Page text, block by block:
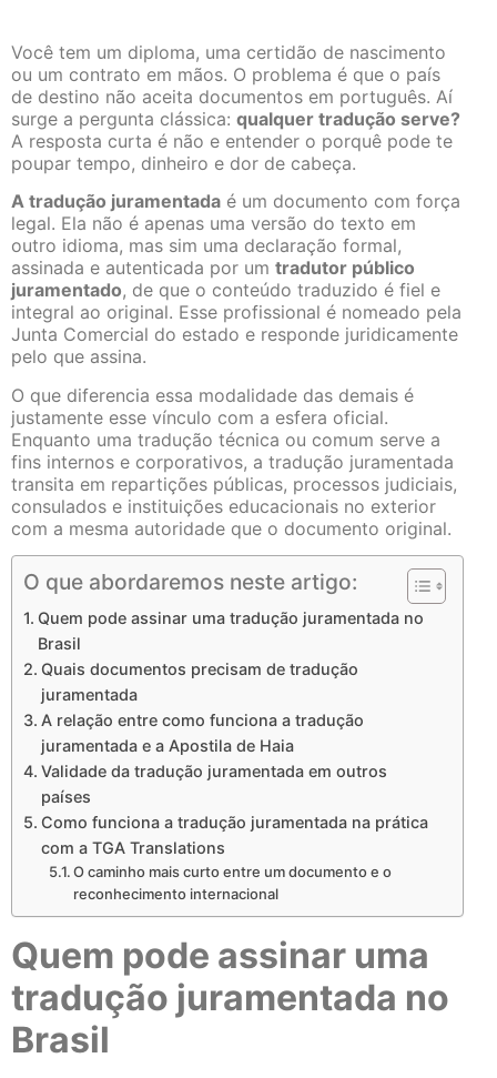
Você tem um diploma, uma certidão de nascimento
ou um contrato em mãos. O problema é que o país
de destino não aceita documentos em português. Aí
surge a pergunta clássica: qualquer tradução serve?
A resposta curta é não e entender o porquê pode te
poupar tempo, dinheiro e dor de cabeça.
A tradução juramentada é um documento com força
legal. Ela não é apenas uma versão do texto em
outro idioma, mas sim uma declaração formal,
assinada e autenticada por um tradutor público
juramentado, de que o conteúdo traduzido é fiel e
integral ao original. Esse profissional é nomeado pela
Junta Comercial do estado e responde juridicamente
pelo que assina.
O que diferencia essa modalidade das demais é
justamente esse vínculo com a esfera oficial.
Enquanto uma tradução técnica ou comum serve a
fins internos e corporativos, a tradução juramentada
transita em repartições públicas, processos judiciais,
consulados e instituições educacionais no exterior
com a mesma autoridade que o documento original.
O que abordaremos neste artigo:
Quem pode assinar uma tradução juramentada no
Brasil
Quais documentos precisam de tradução
juramentada
A relação entre como funciona a tradução
juramentada e a Apostila de Haia
Validade da tradução juramentada em outros
países
Como funciona a tradução juramentada na prática
com a TGA Translations
O caminho mais curto entre um documento e o
reconhecimento internacional
Quem pode assinar uma
tradução juramentada no
Brasil